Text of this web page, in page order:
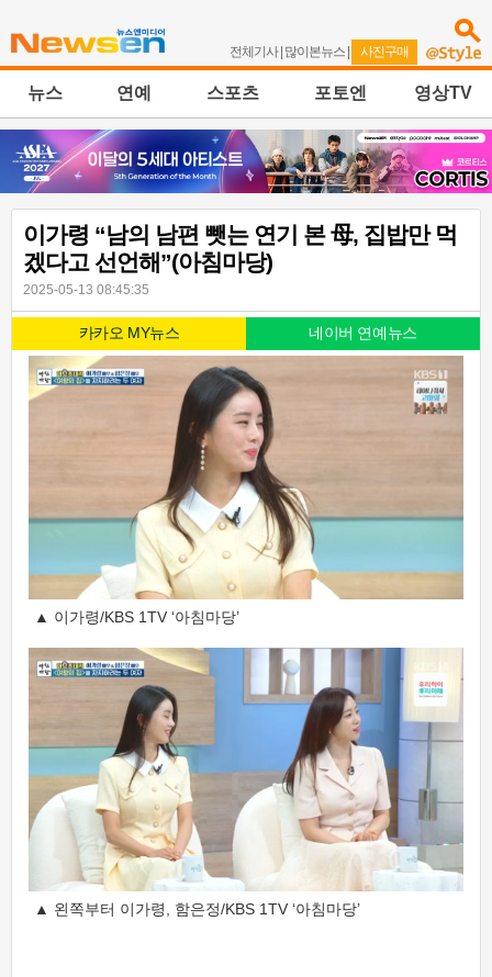
전체기사| 많이본뉴스 | 사진구매
뉴스 연예 스포츠 포토엔 영상TV
이가령 “남의 남편 뺏는 연기 본 母, 집밥만 먹
겠다고 선언해”(아침마당)
2025-05-13 08:45:35
카카오 MY뉴스 네이버 연예뉴스
▲ 이가령/KBS 1TV ‘아침마당’
▲ 왼쪽부터 이가령, 함은정/KBS 1TV ‘아침마당’